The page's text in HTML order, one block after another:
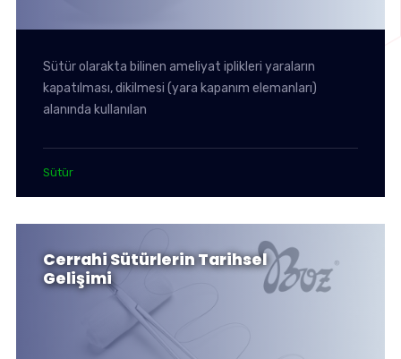
Sütür olarakta bilinen ameliyat iplikleri yaraların
kapatılması, dikilmesi (yara kapanım elemanları)
alanında kullanılan
Sütür
Cerrahi Sütürlerin Tarihsel
Gelişimi